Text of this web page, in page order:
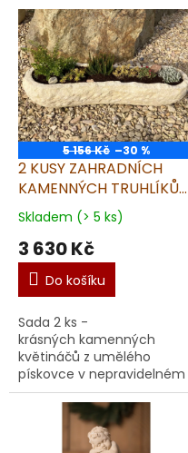
5 156 Kč –30 %
2 KUSY ZAHRADNÍCH
KAMENNÝCH TRUHLÍKŮ
ve slevě z pískovce -
dlouhé 96x29x20cm
Skladem (> 5 ks)
3 630 Kč
Do košíku
Sada 2 ks -
krásných kamenných
květináčů z umělého
pískovce v nepravidelném
tvaru o délce 96 cm! Tyto
dva prémiové květináče se
perfektně hodí pro
zkrášlení každého...